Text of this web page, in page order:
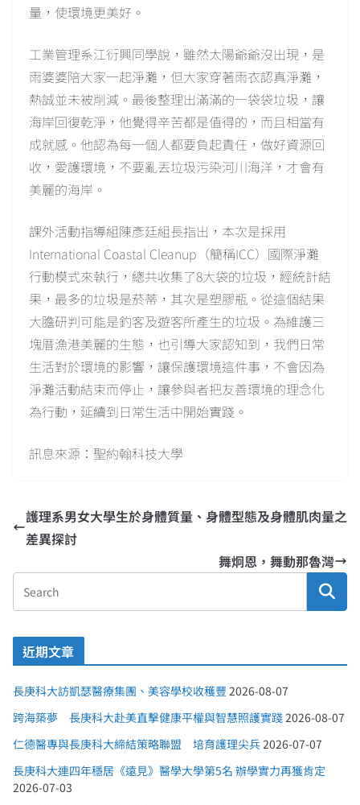
量，使環境更美好。
工業管理系江衍興同學說，雖然太陽爺爺沒出現，是
雨婆婆陪大家一起淨灘，但大家穿著雨衣認真淨灘，
熱誠並未被削減。最後整理出滿滿的一袋袋垃圾，讓
海岸回復乾淨，他覺得辛苦都是值得的，而且相當有
成就感。他認為每一個人都要負起責任，做好資源回
收，愛護環境，不要亂丟垃圾污染河川海洋，才會有
美麗的海岸。
課外活動指導組陳彥廷組長指出，本次是採用
International Coastal Cleanup（簡稱ICC）國際淨灘
行動模式來執行，總共收集了8大袋的垃圾，經統計結
果，最多的垃圾是菸蒂，其次是塑膠瓶。從這個結果
大膽研判可能是釣客及遊客所產生的垃圾。為維護三
塊厝漁港美麗的生態，也引導大家認知到，我們日常
生活對於環境的影響，讓保護環境這件事，不會因為
淨灘活動結束而停止，讓參與者把友善環境的理念化
為行動，延續到日常生活中開始實踐。
訊息來源：聖約翰科技大學
護理系男女大學生於身體質量、身體型態及身體肌肉量之
差異探討
舞炯恩，舞動那魯灣
近期文章
長庚科大訪凱瑟醫療集團、美容學校收穫豐 2026-08-07
跨海築夢 長庚科大赴美直擊健康平權與智慧照護實踐2026-08-07
仁德醫專與長庚科大締結策略聯盟 培育護理尖兵2026-07-07
長庚科大連四年穩居《遠見》醫學大學第5名 辦學實力再獲肯定
2026-07-03